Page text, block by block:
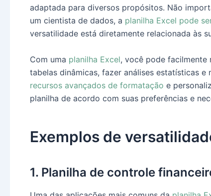
adaptada para diversos propósitos. Não
um cientista de dados, a planilha Excel pode
versatilidade está diretamente relacionada às
Com uma planilha Excel, você pode facilmente
tabelas dinâmicas, fazer análises estatísticas e
recursos avançados de formatação e
planilha de acordo com suas preferências e
Exemplos de
1. Planilha de controle